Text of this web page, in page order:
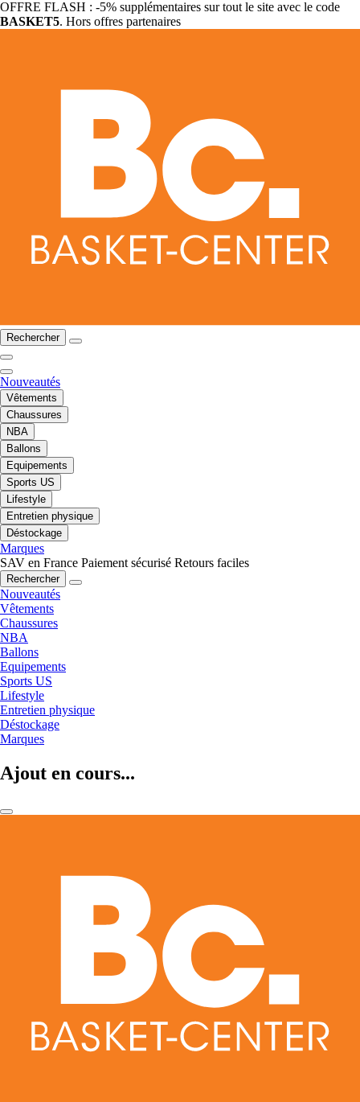
OFFRE FLASH : -5% supplémentaires sur tout le site avec le code
BASKET5. Hors offres partenaires
Rechercher
Nouveautés
Vêtements
Chaussures
NBA
Ballons
Equipements
Sports US
Lifestyle
Entretien physique
Déstockage
Marques
SAV en France Paiement sécurisé Retours faciles
Rechercher
Nouveautés
Vêtements
Chaussures
NBA
Ballons
Equipements
Sports US
Lifestyle
Entretien physique
Déstockage
Marques
Ajout en cours...